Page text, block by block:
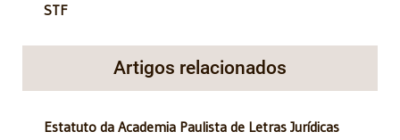
STF
Artigos relacionados
Estatuto da Academia Paulista de Letras Jurídicas